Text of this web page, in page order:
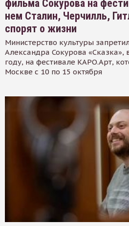
фильма Сокурова на
нем Сталин, Черчилль,
спорят о жизни
Министерство культуры
Александра Сокурова
году, на фестивале КАРО.Арт,
Москве с 10 по 15 октября